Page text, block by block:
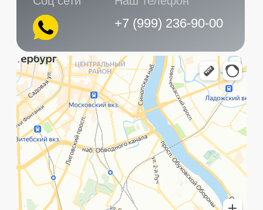
Главная Услуги Контакты
+7 (999) 236-90-00